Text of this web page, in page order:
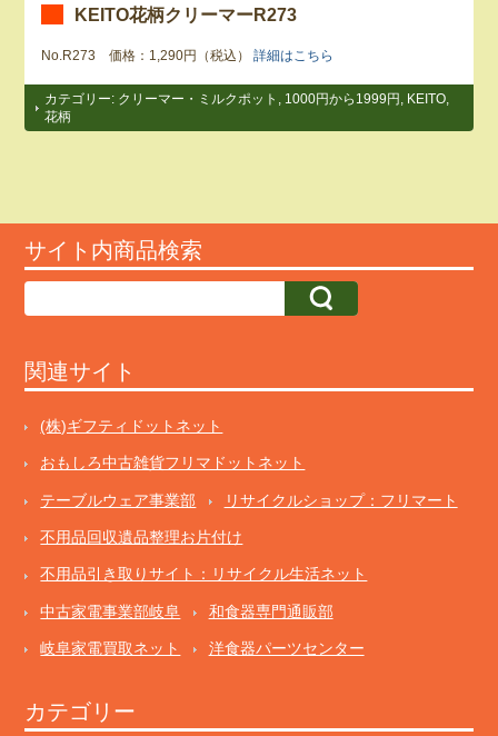
KEITO花柄クリーマーR273
No.R273 価格：1,290円（税込）詳細はこちら
カテゴリー: クリーマー・ミルクポット 1000円から1999円 KEITO
花柄
サイト内商品検索
関連サイト
(株)ギフティドットネット
おもしろ中古雑貨フリマドットネット
テーブルウェア事業部 リサイクルショップ：フリマート
不用品回収遺品整理お片付け
不用品引き取りサイト：リサイクル生活ネット
中古家電事業部岐阜 和食器専門通販部
岐阜家電買取ネット 洋食器パーツセンター
カテゴリー